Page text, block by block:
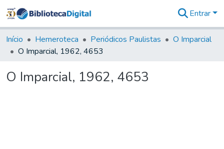
&
Coleções
Tudo na
Digital
Entrar
Início Hemeroteca Periódicos Paulistas
O Imparcial
O Imparcial, 1962, 4653
O Imparcial, 1962, 4653